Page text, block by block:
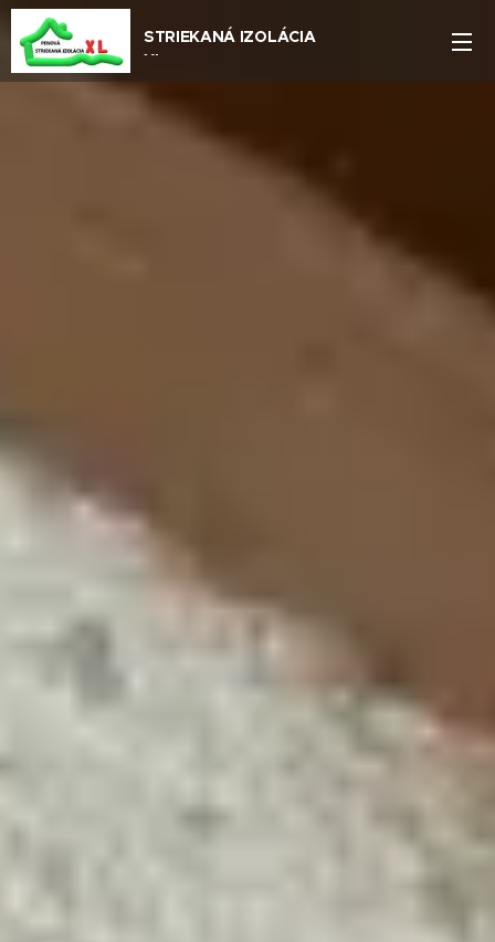
STRIEKANÁ IZOLÁCIA
XL